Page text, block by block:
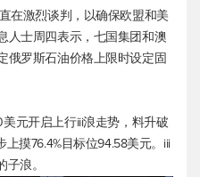
在激烈谈判，以确保欧盟和美
人士周四表示，七国集团和澳
俄罗斯石油价格上限时设定固
美元开启上行iii浪走势，料升破
上摸76.4%目标位94.58美元。iii
浪。